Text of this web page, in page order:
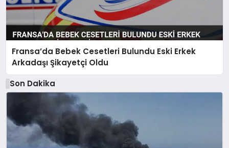
Fransa’da Bebek Cesetleri Bulundu Eski Erkek
Arkadaşı Şikayetçi Oldu
Son Dakika